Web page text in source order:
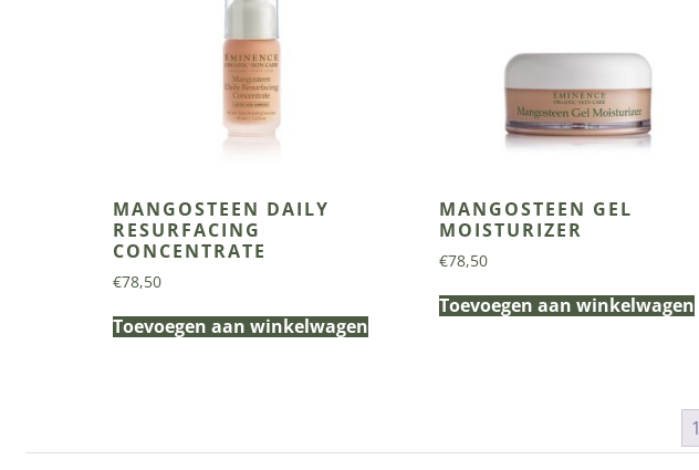
MANGOSTEEN DAILY
RESURFACING
CONCENTRATE
€78,50
Toevoegen aan winkelwagen
MANGOSTEEN GEL
MOISTURIZER
€78,50
Toevoegen aan winkelwagen
1